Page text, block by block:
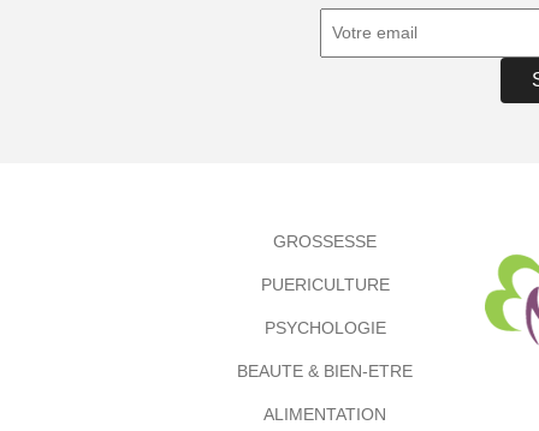
GROSSESSE
PUERICULTURE
PSYCHOLOGIE
BEAUTE & BIEN-ETRE
ALIMENTATION